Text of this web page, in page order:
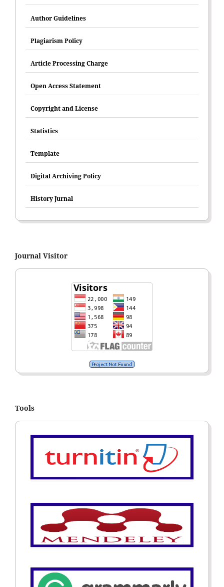
Author Guidelines
Plagiarism Policy
Article Processing Charge
Open Access Statement
Copyright and License
Statistics
Template
Digital Archiving Policy
History Jurnal
Journal Visitor
Tools